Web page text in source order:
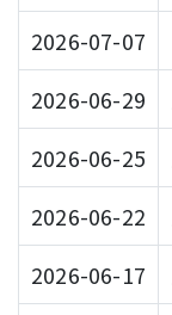
2026-07-07
2026-06-29
2026-06-25
2026-06-22
2026-06-17